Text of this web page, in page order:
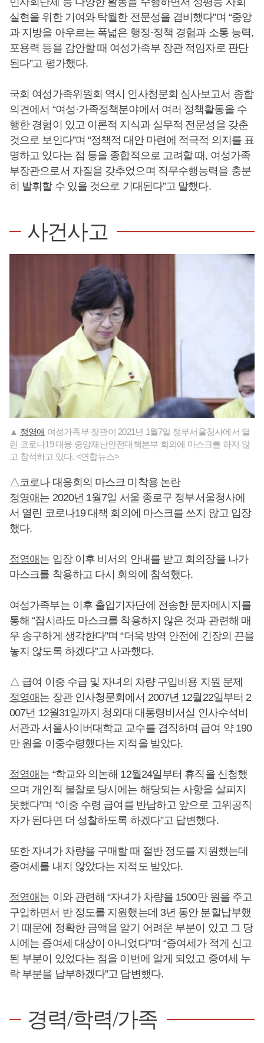
실현을 위한 기여와 탁월한 전문성을 겸비했다”며 “중앙
과 지방을 아우르는 폭넓은 행정·정책 경험과 소통 능력,
포용력 등을 감안할 때 여성가족부 장관 적임자로 판단
된다”고 평가했다.
국회 여성가족위원회 역시 인사청문회 심사보고서 종합
의견에서 “여성·가족정책분야에서 여러 정책활동을 수
행한 경험이 있고 이론적 지식과 실무적 전문성을 갖춘
것으로 보인다”며 “정책적 대안 마련에 적극적 의지를 표
명하고 있다는 점 등을 종합적으로 고려할 때, 여성가족
부장관으로서 자질을 갖추었으며 직무수행능력을 충분
히 발휘할 수 있을 것으로 기대된다”고 말했다.
사건사고
▲ 정영애 여성가족부 장관이 2021년 1월7일 정부서울청사에서 열
린 코로나19 대응 중앙재난안전대책본부 회의에 마스크를 하지 않
고 참석하고 있다. <연합뉴스>
△코로나 대응회의 마스크 미착용 논란
정영애 는 2020년 1월7일 서울 종로구 정부서울청사에
서 열린 코로나19 대책 회의에 마스크를 쓰지 않고 입장
했다.
정영애 는 입장 이후 비서의 안내를 받고 회의장을 나가
마스크를 착용하고 다시 회의에 참석했다.
여성가족부는 이후 출입기자단에 전송한 문자메시지를
통해 “잠시라도 마스크를 착용하지 않은 것과 관련해 매
우 송구하게 생각한다”며 “더욱 방역 안전에 긴장의 끈을
놓지 않도록 하겠다”고 사과했다.
△ 급여 이중 수급 및 자녀의 차량 구입비용 지원 문제
정영애 는 장관 인사청문회에서 2007년 12월22일부터 2
007년 12월31일까지 청와대 대통령비서실 인사수석비
서관과 서울사이버대학교 교수를 겸직하며 급여 약 190
만 원을 이중수령했다는 지적을 받았다.
정영애 는 “학교와 의논해 12월24일부터 휴직을 신청했
으며 개인적 불찰로 당시에는 해당되는 사항을 살피지
못했다”며 “이중 수령 급여를 반납하고 앞으로 고위공직
자가 된다면 더 성찰하도록 하겠다”고 답변했다.
또한 자녀가 차량을 구매할 때 절반 정도를 지원했는데
증여세를 내지 않았다는 지적도 받았다.
정영애 는 이와 관련해 “자녀가 차량을 1500만 원을 주고
구입하면서 반 정도를 지원했는데 3년 동안 분할납부했
기 때문에 정확한 금액을 알기 어려운 부분이 있고 그 당
시에는 증여세 대상이 아니었다”며 “증여세가 적게 신고
된 부분이 있었다는 점을 이번에 알게 되었고 증여세 누
락 부분을 납부하겠다”고 답변했다.
경력/학력/가족